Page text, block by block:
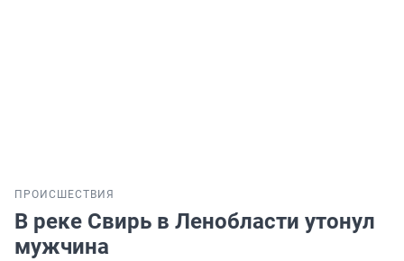
ПРОИСШЕСТВИЯ
В реке Свирь в Ленобласти утонул
мужчина